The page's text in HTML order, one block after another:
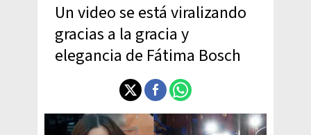
Un video se está viralizando
gracias a la gracia y
elegancia de Fátima Bosch